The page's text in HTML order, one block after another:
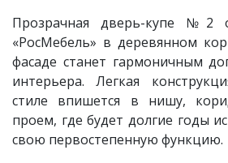
Прозрачная дверь-купе №2
«РосМебель» в деревянном
фасаде станет гармоничным
интерьера. Легкая
стиле впишется в нишу,
проем, где будет долгие годы
свою первостепенную функцию.